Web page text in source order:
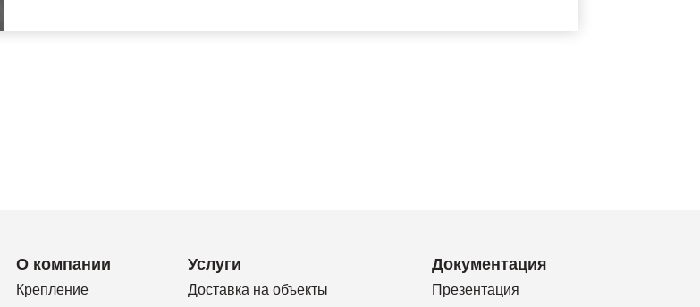
О компании
Крепление
Услуги
Доставка на объекты
Документация
Презентация